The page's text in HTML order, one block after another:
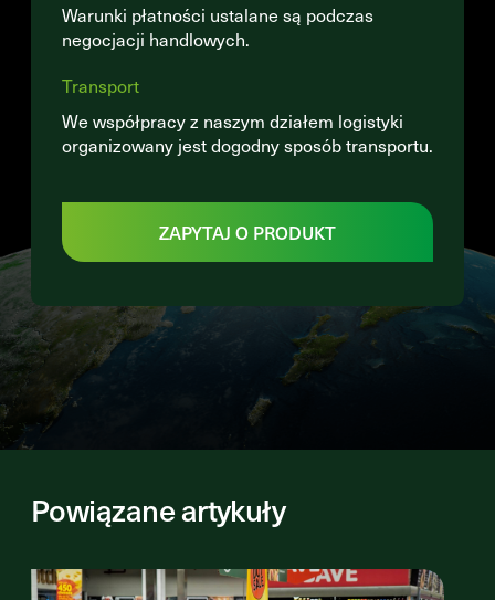
Warunki płatności ustalane są podczas
negocjacji handlowych.
Transport
We współpracy z naszym działem logistyki
organizowany jest dogodny sposób transportu.
ZAPYTAJ O PRODUKT
Powiązane artykuły